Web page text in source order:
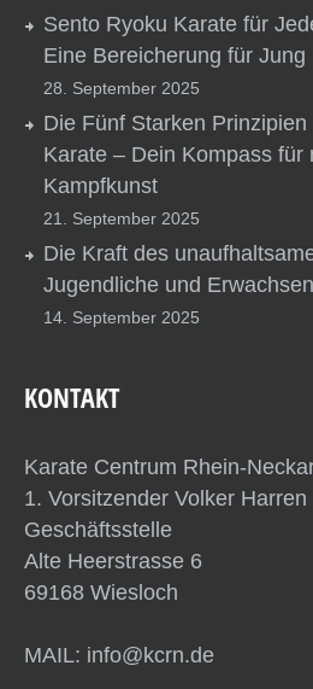
Sento Ryoku Karate für
Eine Bereicherung für
28. September 2025
Die Fünf Starken
Karate – Dein Kompass für
Kampfkunst
21. September 2025
Die Kraft des
Jugendliche und
14. September 2025
KONTAKT
Karate Centrum Rhein-
1. Vorsitzender Volker Harren
Geschäftsstelle
Alte Heerstrasse 6
69168 Wiesloch
MAIL: info@kcrn.de